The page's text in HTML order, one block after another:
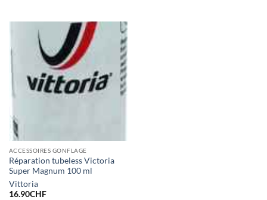
ACCESSOIRES GONFLAGE
Réparation tubeless Victoria
Super Magnum 100 ml
Vittoria
16.90CHF